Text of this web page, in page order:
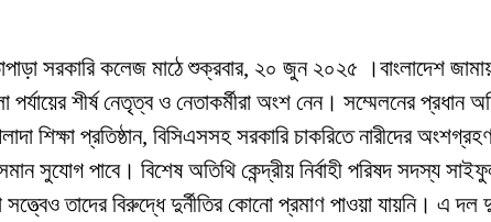
সরকারি কলেজ মাঠে শুক্রবার, ২০ জুন ২০২৫ ।বাংলাদেশ
শীর্ষ নেতৃত্ব ও নেতাকর্মীরা অংশ নেন। সম্মেলনের
শিক্ষা প্রতিষ্ঠান, বিসিএসসহ সরকারি চাকরিতে নারীদের
সমান সুযোগ পাবে। বিশেষ অতিথি কেন্দ্রীয় নির্বাহী পরিষদ
সত্ত্বেও তাদের বিরুদ্ধে দুর্নীতির কোনো প্রমাণ পাওয়া